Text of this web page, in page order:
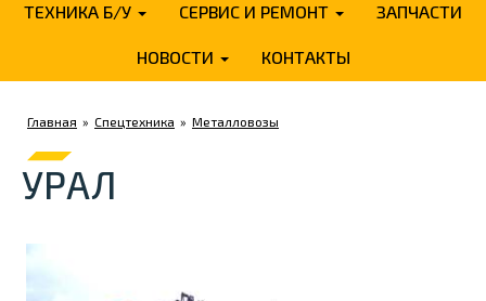
ТЕХНИКА Б/У СЕРВИС И РЕМОНТ ЗАПЧАСТИ
НОВОСТИ КОНТАКТЫ
Главная » Спецтехника » Металловозы
УРАЛ